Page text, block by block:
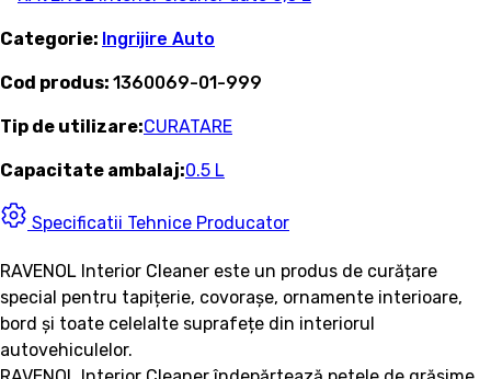
Categorie: Ingrijire Auto
Cod produs: 1360069-01-999
Tip de utilizare:CURATARE
Capacitate ambalaj:0.5 L
Specificatii Tehnice Producator
RAVENOL Interior Cleaner este un produs de curățare
special pentru tapițerie, covorașe, ornamente interioare,
bord și toate celelalte suprafețe din interiorul
autovehiculelor.